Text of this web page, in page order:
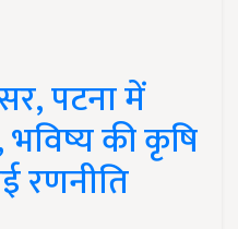
पटना में
की कृषि
रणनीति